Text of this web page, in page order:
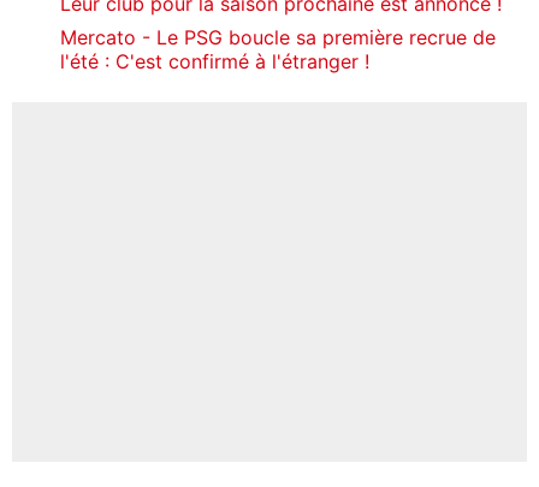
Mercato - Le PSG boucle sa première recrue de
l'été : C'est confirmé à l'étranger !